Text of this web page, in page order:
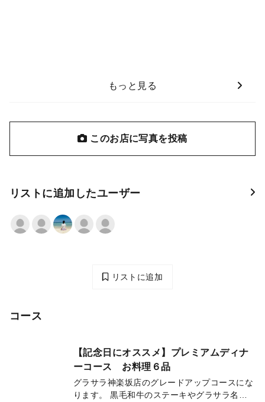
もっと見る
このお店に写真を投稿
リストに追加したユーザー
リストに追加
コース
【記念日にオススメ】プレミアムディナ
ーコース お料理６品
グラサラ神楽坂店のグレードアップコースにな
ります。 黒毛和牛のステーキやグラサラ名物